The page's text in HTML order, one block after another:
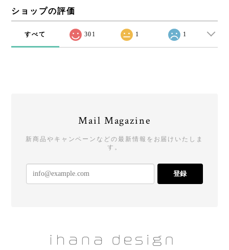
ショップの評価
すべて 301 1 1
Mail Magazine
新商品やキャンペーンなどの最新情報をお届けいたしま
す。
登録